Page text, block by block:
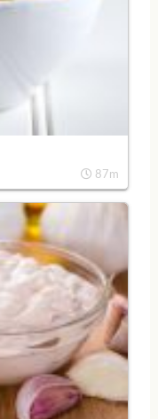
87m